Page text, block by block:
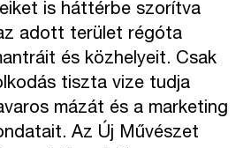
is háttérbe szorítva
adott terület régóta
és közhelyeit. Csak
tiszta vize tudja
mázát és a marketing
Az Új Művészet